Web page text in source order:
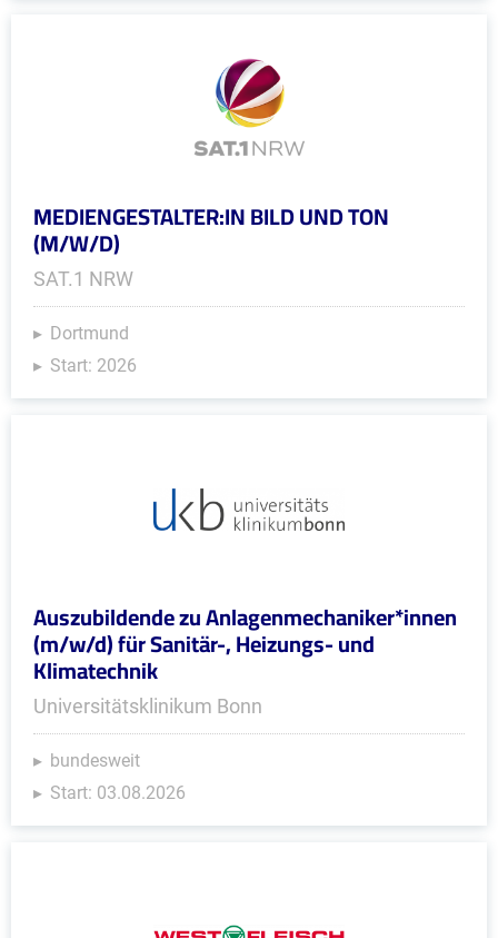
MEDIENGESTALTER:IN BILD UND TON
(M/W/D)
SAT.1 NRW
Dortmund
Start: 2026
Auszubildende zu Anlagenmechaniker*innen
(m/w/d) für Sanitär-, Heizungs- und
Klimatechnik
Universitätsklinikum Bonn
bundesweit
Start: 03.08.2026